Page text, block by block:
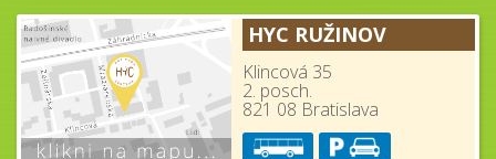
HYC RUŽINOV
Klincová 35
2. posch.
821 08 Bratislava